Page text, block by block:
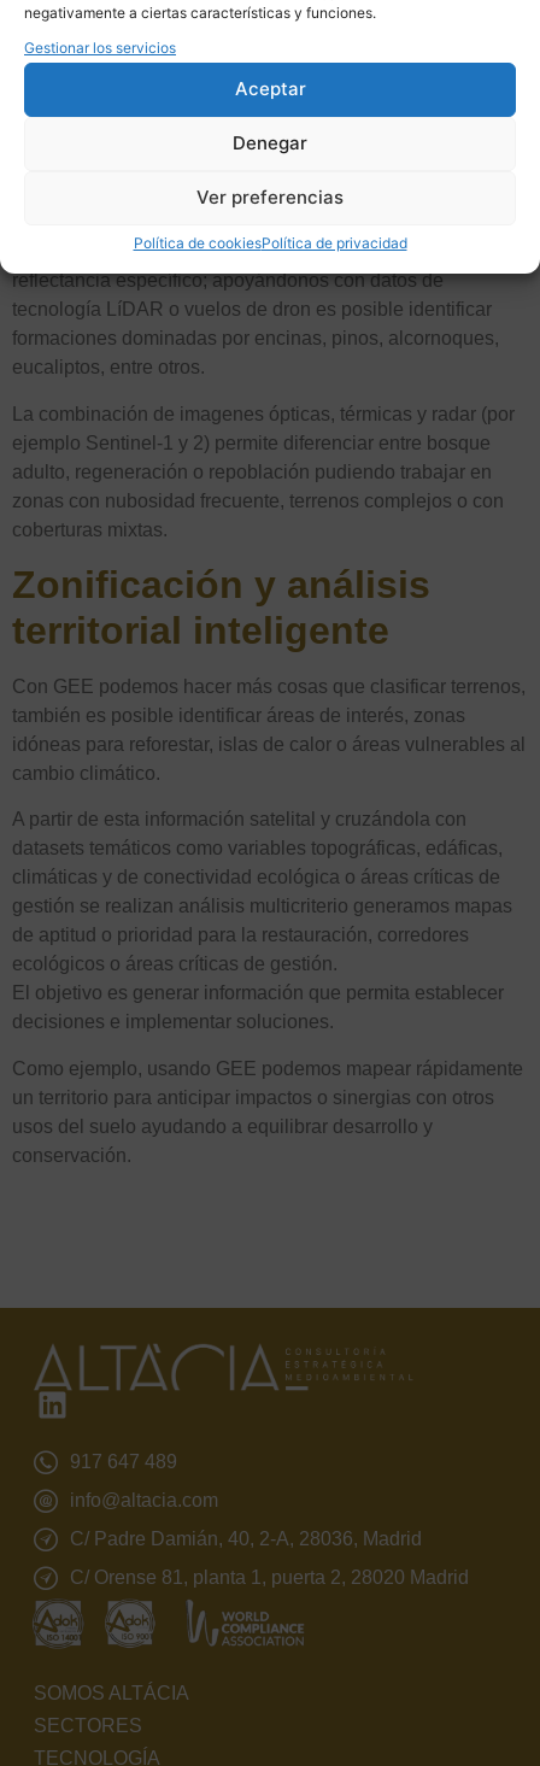
negativamente a ciertas características y funciones.
Gestionar los servicios
Aceptar
Denegar
Ver preferencias
Política de cookiesPolítica de privacidad
Uno de los grandes retos en la gestión forestal es identificar
A partir de muestreos que realiza en el equipo
inventario. Posteriormente es posible realizar una
especies o grupos funcionales mediante patrones de
reflectancia específico; apoyándonos con datos de
tecnología LíDAR o vuelos de dron es posible identificar
formaciones dominadas por encinas, pinos, alcornoques,
eucaliptos, entre otros.
La combinación de imagenes ópticas, térmicas y radar (por
ejemplo Sentinel-1 y 2) permite diferenciar entre bosque
adulto, regeneración o repoblación pudiendo trabajar en
zonas con nubosidad frecuente, terrenos complejos o con
coberturas mixtas.
Zonificación y análisis
territorial inteligente
Con GEE podemos hacer más cosas que clasificar terrenos,
también es posible identificar áreas de interés, zonas
idóneas para reforestar, islas de calor o áreas vulnerables al
cambio climático.
A partir de esta información satelital y cruzándola con
datasets temáticos como variables topográficas, edáficas,
climáticas y de conectividad ecológica o áreas críticas de
gestión se realizan análisis multicriterio generamos mapas
de aptitud o prioridad para la restauración, corredores
ecológicos o áreas críticas de gestión.
El objetivo es generar información que permita establecer
decisiones e implementar soluciones.
Como ejemplo, usando GEE podemos mapear rápidamente
un territorio para anticipar impactos o sinergias con otros
usos del suelo ayudando a equilibrar desarrollo y
conservación.
917 647 489
info@altacia.com
C/ Padre Damián, 40, 2-A, 28036, Madrid
C/ Orense 81, planta 1, puerta 2, 28020 Madrid
SOMOS ALTÁCIA
SECTORES
TECNOLOGÍA